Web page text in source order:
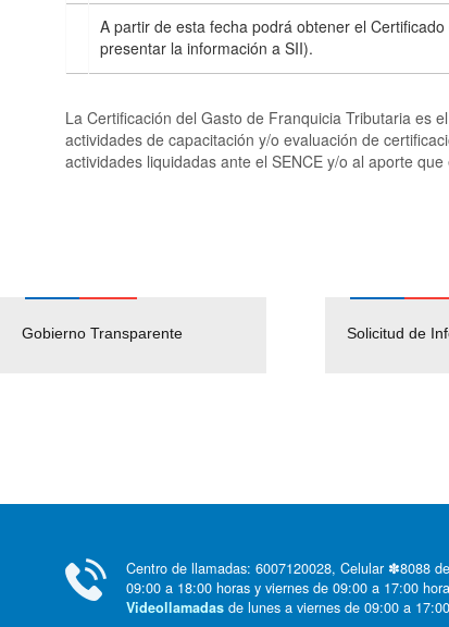
A partir de esta fecha podrá obtener el
presentar la información a SII).
La Certificación del Gasto de Franquicia Tributaria es
actividades de capacitación y/o evaluación de
actividades liquidadas ante el SENCE y/o al aporte
Gobierno Transparente Solicitud de
Pago Proveedores
Centro de llamadas: 6007120028, Celular ✽8088
09:00 a 18:00 horas y viernes de 09:00 a 17:00
Videollamadas de lunes a viernes de 09:00 a